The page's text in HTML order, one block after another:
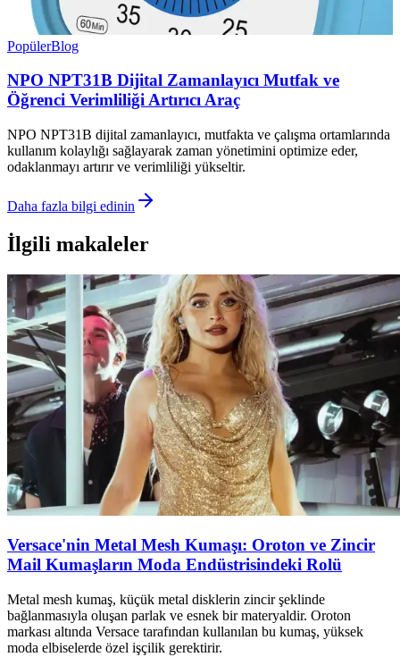
PopülerBlog
NPO NPT31B Dijital Zamanlayıcı Mutfak ve
Öğrenci Verimliliği Artırıcı Araç
NPO NPT31B dijital zamanlayıcı, mutfakta ve çalışma ortamlarında
kullanım kolaylığı sağlayarak zaman yönetimini optimize eder,
odaklanmayı artırır ve verimliliği yükseltir.
Daha fazla bilgi edinin
İlgili makaleler
Versace'nin Metal Mesh Kumaşı: Oroton ve Zincir
Mail Kumaşların Moda Endüstrisindeki Rolü
Metal mesh kumaş, küçük metal disklerin zincir şeklinde
bağlanmasıyla oluşan parlak ve esnek bir materyaldir. Oroton
markası altında Versace tarafından kullanılan bu kumaş, yüksek
moda elbiselerde özel işçilik gerektirir.